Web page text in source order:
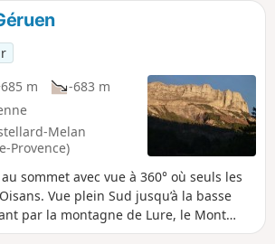
m
-683 m
Melan
Provence)
sommet avec vue à 360° où seuls les
Vue plein Sud jusqu’à la basse
par la montagne de Lure, le Mont
avec le Pic de Bure, la vallée de la